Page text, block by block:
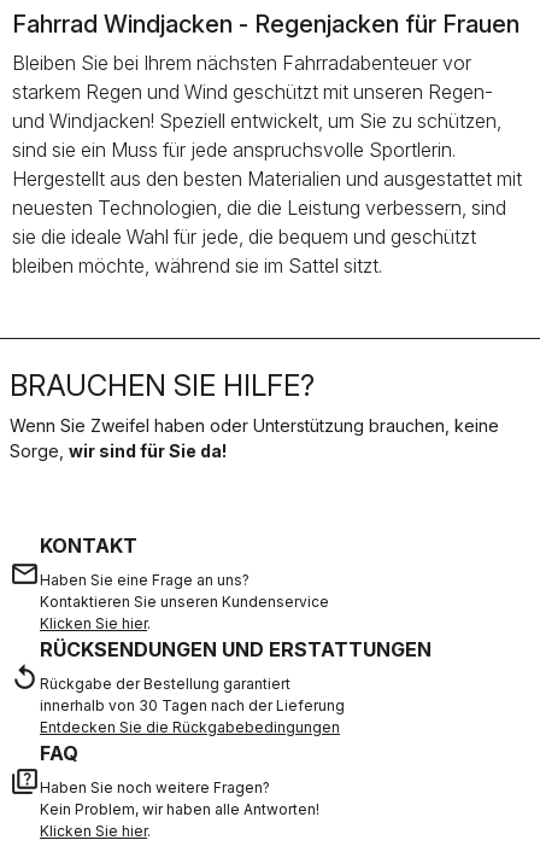
Fahrrad Windjacken - Regenjacken für Frauen
Bleiben Sie bei Ihrem nächsten Fahrradabenteuer vor
starkem Regen und Wind geschützt mit unseren Regen-
und Windjacken! Speziell entwickelt, um Sie zu schützen,
sind sie ein Muss für jede anspruchsvolle Sportlerin.
Hergestellt aus den besten Materialien und ausgestattet mit
neuesten Technologien, die die Leistung verbessern, sind
sie die ideale Wahl für jede, die bequem und geschützt
bleiben möchte, während sie im Sattel sitzt.
BRAUCHEN SIE HILFE?
Wenn Sie Zweifel haben oder Unterstützung brauchen, keine
Sorge, wir sind für Sie da!
email
KONTAKT
Haben Sie eine Frage an uns?
Kontaktieren Sie unseren Kundenservice
Klicken Sie hier.
replay
RÜCKSENDUNGEN UND ERSTATTUNGEN
Rückgabe der Bestellung garantiert
innerhalb von 30 Tagen nach der Lieferung
Entdecken Sie die Rückgabebedingungen
quiz
FAQ
Haben Sie noch weitere Fragen?
Kein Problem, wir haben alle Antworten!
Klicken Sie hier.